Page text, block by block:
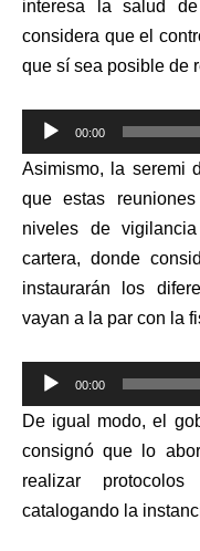
interesa la salud
considera que el
que sí sea posible de
Reproductor
de
audio
00:00
Asimismo, la seremi
que estas
niveles de
cartera, donde
instaurarán los
vayan a la par con la
Reproductor
de
audio
00:00
De igual modo, el
consignó que lo
realizar
catalogando la